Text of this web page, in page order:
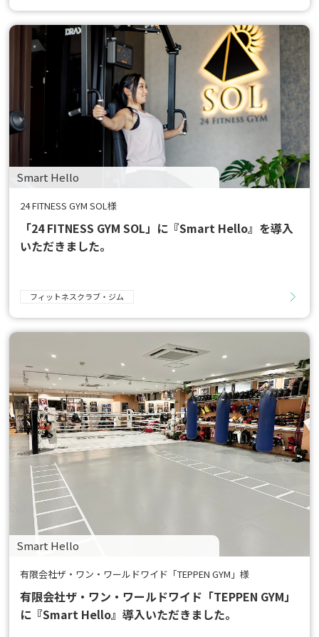
Smart Hello
24 FITNESS GYM SOL様
「24 FITNESS GYM SOL」に『Smart Hello』を導入
いただきました。
フィットネスクラブ・ジム
Smart Hello
有限会社ザ・ワン・ワールドワイド「TEPPEN GYM」様
有限会社ザ・ワン・ワールドワイド「TEPPEN GYM」
に『Smart Hello』導入いただきました。